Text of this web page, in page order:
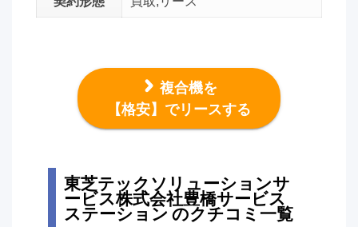
複合機を
【格安】でリースする
東芝テックソリューションサ
ービス株式会社豊橋サービス
ステーション のクチコミ一覧